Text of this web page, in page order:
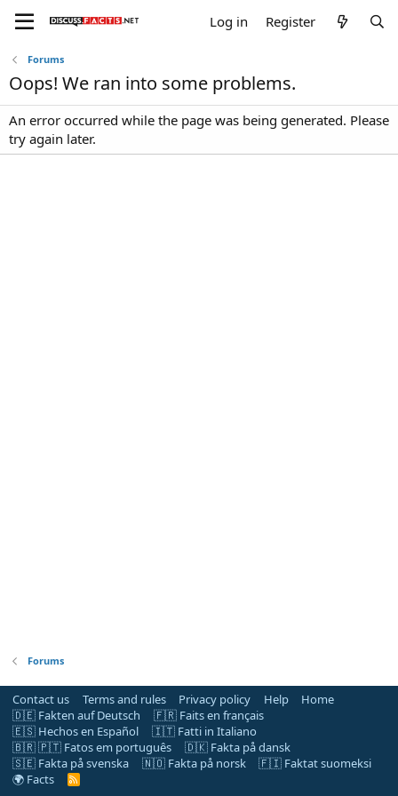
Log in Register
Forums
Oops! We ran into some problems.
An error occurred while the page was being generated. Please
try again later.
Forums
Contact us Terms and rules Privacy policy Help
Home
🇩🇪 Fakten auf Deutsch
🇫🇷 Faits en français
🇪🇸 Hechos en Español
🇮🇹 Fatti in Italiano
🇧🇷 🇵🇹 Fatos em português
🇩🇰 Fakta på dansk
🇸🇪 Fakta på svenska
🇳🇴 Fakta på norsk
🇫🇮 Faktat suomeksi
🌍 Facts
R